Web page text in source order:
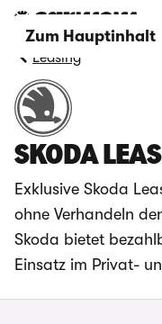
Zum Hauptinhalt
Leasing
SKODA
Exklusive Skoda
ohne Verhandeln
Skoda bietet
Einsatz im Privat-